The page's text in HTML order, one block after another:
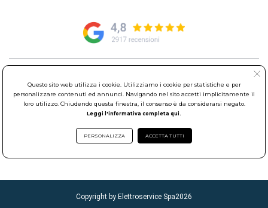
00015 Monterotondo Scalo (RM)
Partita Iva: 01586761007 - Codice Fiscale: 06634500588 Capitale
Sociale 1.600.000,00 Euro i.v. Iscritto al Registro delle Imprese di
Sede Operativa: Via Leonardo da Vinci, 40 - 00015 Monterotondo
Scalo (RM) - Telefono:06.90095358
Copyright by Elettroservice Spa2026
Questo sito web utilizza i cookie. Utilizziamo i cookie per statistiche e per
personalizzare contenuti ed annunci. Navigando nel sito accetti implicitamente il
loro utilizzo. Chiudendo questa finestra, il consenso è da considerarsi negato.
Leggi l'informativa completa qui.
PERSONALIZZA ACCETTA TUTTI